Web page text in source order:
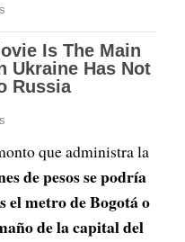
que administra la
de pesos se podría
el metro de Bogotá o
de la capital del